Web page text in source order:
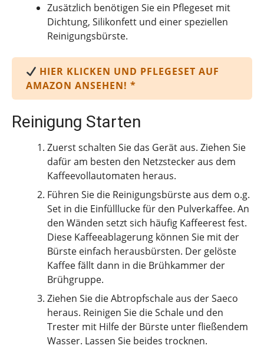
Zusätzlich benötigen Sie ein Pflegeset mit
Dichtung, Silikonfett und einer speziellen
Reinigungsbürste.
HIER KLICKEN UND PFLEGESET AUF
AMAZON ANSEHEN! *
Reinigung Starten
Zuerst schalten Sie das Gerät aus. Ziehen Sie
dafür am besten den Netzstecker aus dem
Kaffeevollautomaten heraus.
Führen Sie die Reinigungsbürste aus dem o.g.
Set in die Einfülllucke für den Pulverkaffee. An
den Wänden setzt sich häufig Kaffeerest fest.
Diese Kaffeeablagerung können Sie mit der
Bürste einfach herausbürsten. Der gelöste
Kaffee fällt dann in die Brühkammer der
Brühgruppe.
Ziehen Sie die Abtropfschale aus der Saeco
heraus. Reinigen Sie die Schale und den
Trester mit Hilfe der Bürste unter fließendem
Wasser. Lassen Sie beides trocknen.